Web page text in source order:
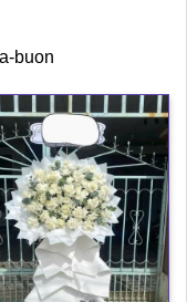
buon